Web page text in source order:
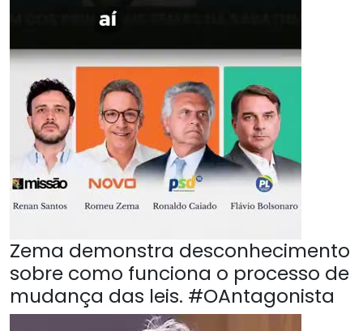
Zema demonstra desconhecimento
sobre como funciona o processo de
mudança das leis. #OAntagonista